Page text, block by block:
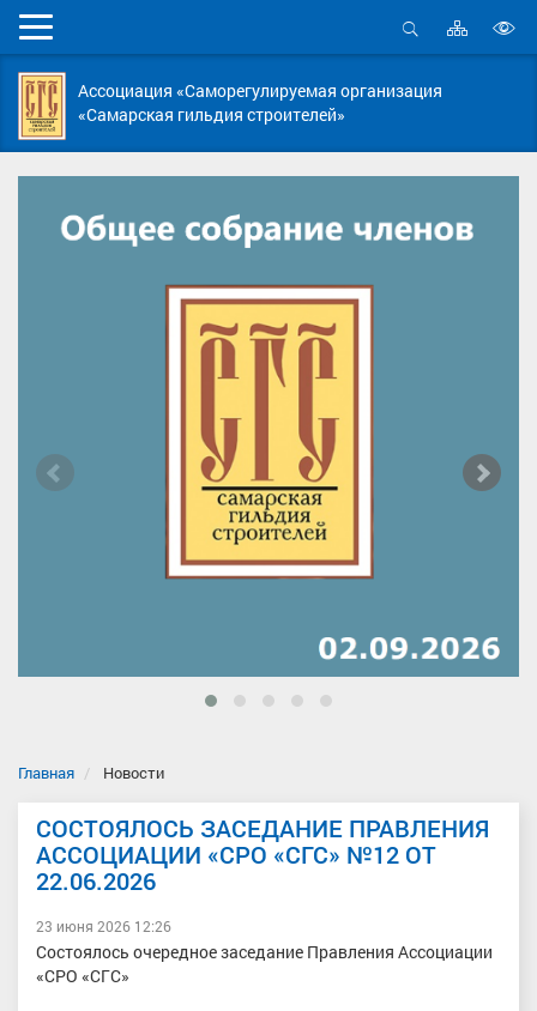
Мобильное
меню
Открыть
Карта
сайта
Ассоциация «Саморегулируемая организация
«Самарская гильдия строителей»
Главная Новости
СОСТОЯЛОСЬ ЗАСЕДАНИЕ ПРАВЛЕНИЯ
АССОЦИАЦИИ «СРО «СГС» №12 ОТ
22.06.2026
23 июня 2026 12:26
Состоялось очередное заседание Правления Ассоциации
«СРО «СГС»